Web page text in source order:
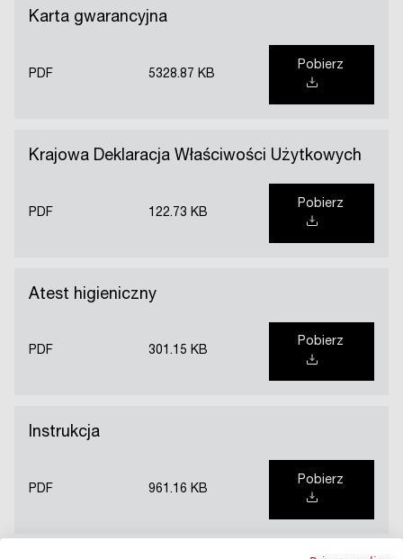
Karta gwarancyjna
PDF 5328.87 KB
Pobierz
Krajowa Deklaracja Właściwości Użytkowych
PDF 122.73 KB
Pobierz
Atest higieniczny
PDF 301.15 KB
Pobierz
Instrukcja
PDF 961.16 KB
Pobierz